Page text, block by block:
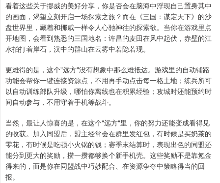
看着这些关于挪威的美好分享，你是否会在脑海中浮现自己置身其中
的画面，渴望立刻开启一场探索之旅？而在《三国：谋定天下》的沙
盘世界里，藏着和挪威一样令人心驰神往的探索欲。当你在游戏里点
开地图，会看到熟悉的三国地名：许昌的麦田在风中起伏，赤壁的江
水拍打着岸石，汉中的群山在云雾中若隐若现。
更难得的是，这个"远方"没有想象中那么难抵达。游戏里的自动铺路
功能会帮你一键连接资源点，不用再手动点击每一格土地；练兵所可
以自动训练部队升级，哪怕你离线也在积累经验；攻城时还能预约时
间自动参与，不用守着手机等战斗。
当然，最让人惊喜的是，在这个"远方"里，你的努力还能变成看得见
的收获。加入同盟后，盟主经常会在群里发红包，有时候是买奶茶的
零花，有时候是吃顿小火锅的钱；赛季末结算时，表现出色的同盟还
能分到更大的奖励，攒一攒都够换个新手机壳。这些奖励不是靠氪金
得来的，而是你在同盟战中巧妙配合、在资源争夺中策略得当的回
报。